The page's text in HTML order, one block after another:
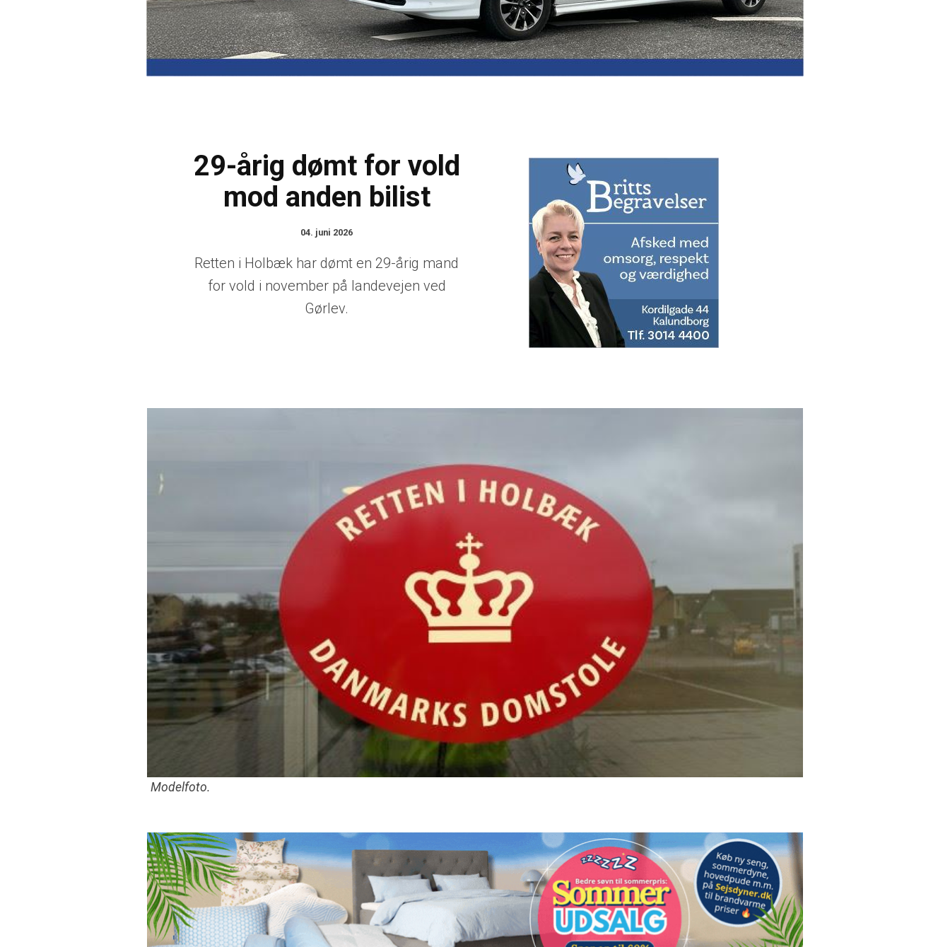
29-årig dømt for vold
mod anden bilist
04. juni 2026
Retten i Holbæk har dømt en 29-årig mand
for vold i november på landevejen ved
Gørlev.
Modelfoto.